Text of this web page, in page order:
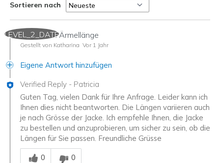
Sortieren nach
LEVEL_2_DATE
Länge und Ärmellänge
Gestellt von Katharina Vor 1 Jahr
Eigene Antwort hinzufügen
Verified Reply - Patricia
Guten Tag, vielen Dank für Ihre Anfrage. Leider kann ich
Ihnen dies nicht beantworten. Die Längen variieren auch
je nach Grösse der Jacke. Ich empfehle Ihnen, die Jacke
zu bestellen und anzuprobieren, um sicher zu sein, ob die
Längen für Sie passen. Freundliche Grüsse
Mitarbeiter-Gutachter
0
0